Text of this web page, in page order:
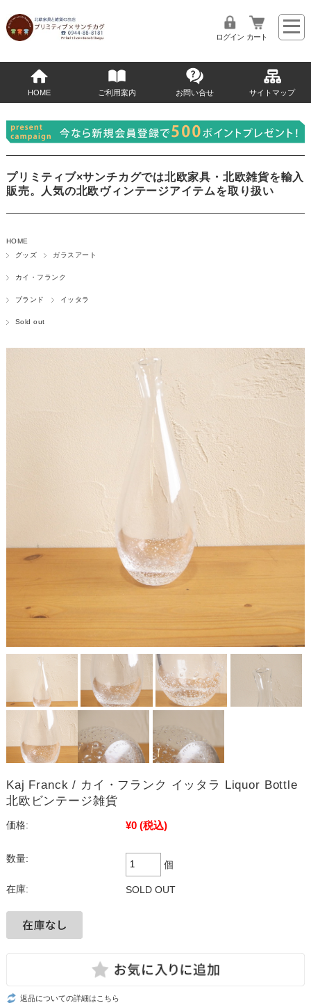
ログイン カート
HOME ご利用案内 お問い合せ サイトマップ
プリミティブ×サンチカグでは北欧家具・北欧雑貨を輸入
販売。人気の北欧ヴィンテージアイテムを取り扱い
HOME
グッズ
ガラスアート
カイ・フランク
ブランド イッタラ
Sold out
Kaj Franck / カイ・フランク イッタラ Liquor Bottle
北欧ビンテージ雑貨
価格: ¥0 (税込)
数量:
個
在庫: SOLD OUT
返品についての詳細はこちら